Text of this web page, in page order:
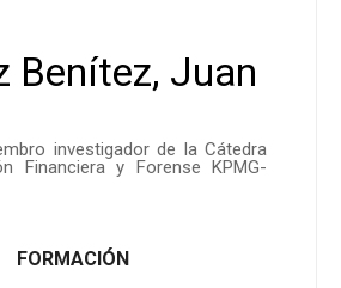
Benítez, Juan
investigador de la Cátedra
Financiera y Forense KPMG-
FORMACIÓN